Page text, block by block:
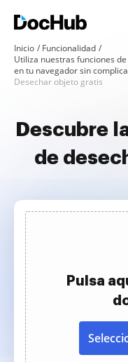
Inicio
Funcionalidad
Utiliza nuestras funciones
en tu navegador sin
Desechar objeto gratis
Descubre
de
Pulsa